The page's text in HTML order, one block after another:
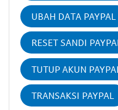
UBAH DATA PAYPAL
RESET SANDI
TUTUP AKUN PAYPAL
TRANSAKSI PAYPAL